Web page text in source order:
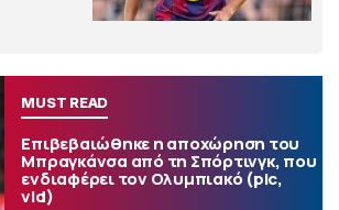
MUST READ
Επιβεβαιώθηκε η αποχώρηση του
Μπραγκάνσα από τη Σπόρτινγκ, που
ενδιαφέρει τον Ολυμπιακό (pic,
vid)